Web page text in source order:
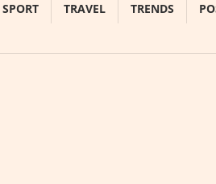
SPORT TRAVEL TRENDS